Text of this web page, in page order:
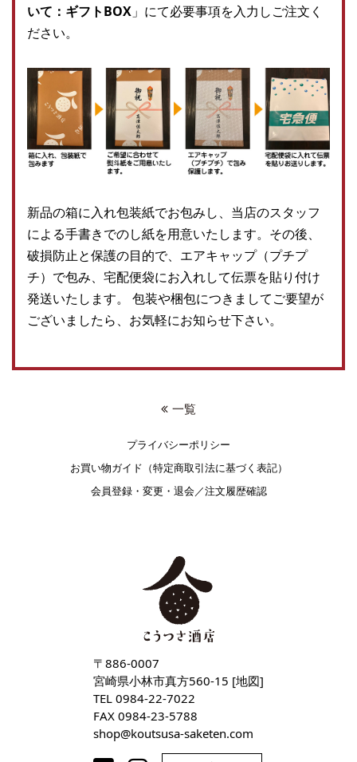
いて：ギフトBOX 」にて必要事項を入力しご注文く
ださい。
新品の箱に入れ包装紙でお包みし、当店のスタッフ
による手書きでのし紙を用意いたします。その後、
破損防止と保護の目的で、エアキャップ（プチプ
チ）で包み、宅配便袋にお入れして伝票を貼り付け
発送いたします。 包装や梱包につきましてご要望が
ございましたら、お気軽にお知らせ下さい。
一覧
プライバシーポリシー
お買い物ガイド（特定商取引法に基づく表記）
会員登録・変更・退会／注文履歴確認
〒886-0007
宮崎県小林市真方560-15 [地図]
TEL 0984-22-7022
FAX 0984-23-5788
shop
koutsusa-saketen com